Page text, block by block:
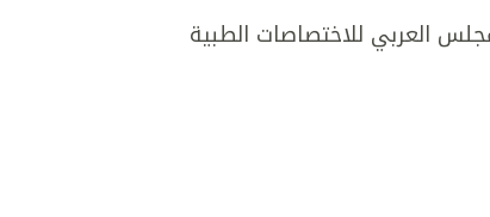
العربي للاختصاصات الطبية